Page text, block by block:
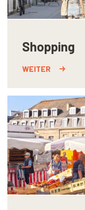
Shopping
WEITER